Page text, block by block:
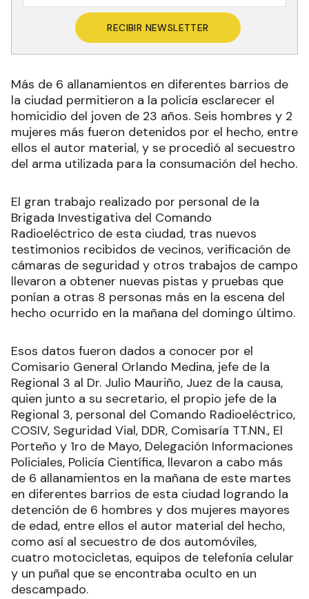
RECIBIR NEWSLETTER
Más de 6 allanamientos en diferentes barrios de
la ciudad permitieron a la policía esclarecer el
homicidio del joven de 23 años. Seis hombres y 2
mujeres más fueron detenidos por el hecho, entre
ellos el autor material, y se procedió al secuestro
del arma utilizada para la consumación del hecho.
El gran trabajo realizado por personal de la
Brigada Investigativa del Comando
Radioeléctrico de esta ciudad, tras nuevos
testimonios recibidos de vecinos, verificación de
cámaras de seguridad y otros trabajos de campo
llevaron a obtener nuevas pistas y pruebas que
ponían a otras 8 personas más en la escena del
hecho ocurrido en la mañana del domingo último.
Esos datos fueron dados a conocer por el
Comisario General Orlando Medina, jefe de la
Regional 3 al Dr. Julio Mauriño, Juez de la causa,
quien junto a su secretario, el propio jefe de la
Regional 3, personal del Comando Radioeléctrico,
COSIV, Seguridad Vial, DDR, Comisaría TT.NN., El
Porteño y 1ro de Mayo, Delegación Informaciones
Policiales, Policía Científica, llevaron a cabo más
de 6 allanamientos en la mañana de este martes
en diferentes barrios de esta ciudad logrando la
detención de 6 hombres y dos mujeres mayores
de edad, entre ellos el autor material del hecho,
como así al secuestro de dos automóviles,
cuatro motocicletas, equipos de telefonía celular
y un puñal que se encontraba oculto en un
descampado.